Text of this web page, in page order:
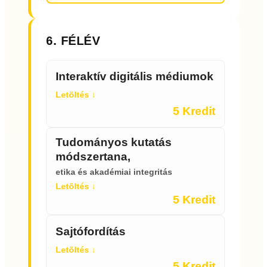
6. FÉLÉV
Interaktív digitális médiumok
Letöltés ↓
5 Kredit
Tudományos kutatás
módszertana,
etika és akadémiai integritás
Letöltés ↓
5 Kredit
Sajtófordítás
Letöltés ↓